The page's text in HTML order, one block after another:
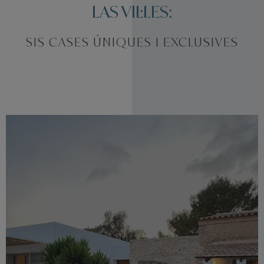
LAS VIL·LES:
SIS CASES ÚNIQUES I EXCLUSIVES